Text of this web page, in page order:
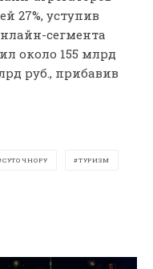
27%, уступив
сегмента
около 155 млрд
руб., прибавив
СУТОЧНОРУ ТУРИЗМ